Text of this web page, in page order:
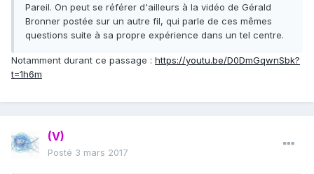
Pareil. On peut se référer d'ailleurs à la vidéo de Gérald
Bronner postée sur un autre fil, qui parle de ces mêmes
questions suite à sa propre expérience dans un tel centre.
Notamment durant ce passage : https://youtu.be/D0DmGqwnSbk?
t=1h6m
(V)
Posté 3 mars 2017